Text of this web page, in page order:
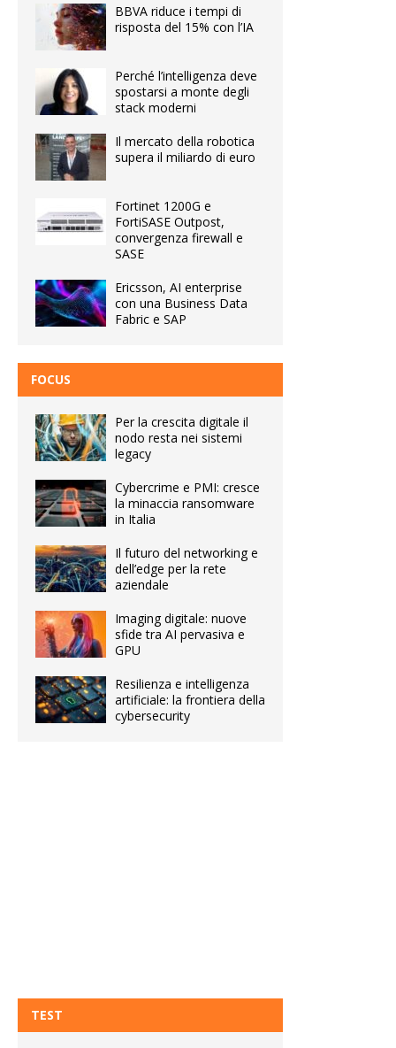
BBVA riduce i tempi di
risposta del 15% con l’IA
Perché l’intelligenza deve
spostarsi a monte degli
stack moderni
Il mercato della robotica
supera il miliardo di euro
Fortinet 1200G e
FortiSASE Outpost,
convergenza firewall e
SASE
Ericsson, AI enterprise
con una Business Data
Fabric e SAP
FOCUS
Per la crescita digitale il
nodo resta nei sistemi
legacy
Cybercrime e PMI: cresce
la minaccia ransomware
in Italia
Il futuro del networking e
dell’edge per la rete
aziendale
Imaging digitale: nuove
sfide tra AI pervasiva e
GPU
Resilienza e intelligenza
artificiale: la frontiera della
cybersecurity
TEST